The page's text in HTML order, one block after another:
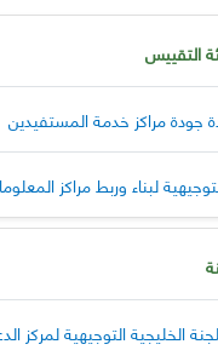
التقييس
جودة مراكز خدمة المستفيدين
لبناء وربط مراكز
الخليجية التوجيهية لمركز